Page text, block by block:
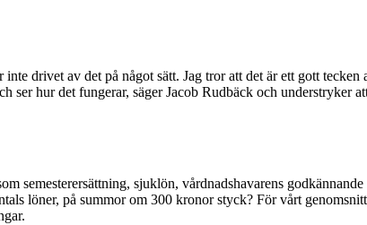
drivet av det på något sätt. Jag tror att det är ett gott tecken
hur det fungerar, säger Jacob Rudbäck och understryker
semesterersättning, sjuklön, vårdnadshavarens godkännande
löner, på summor om 300 kronor styck? För vårt